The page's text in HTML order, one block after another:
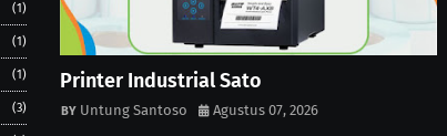
(1)
(1)
(1)
(3)
Printer Industrial Sato
Untung Santoso Agustus 07, 2026